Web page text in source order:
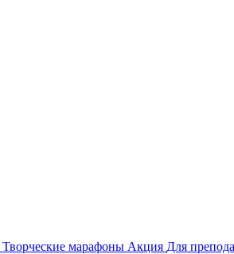
Творческие марафоны Акция Для